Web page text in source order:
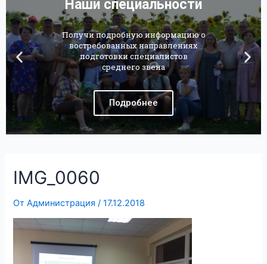
IMG_0060
От Администрация /17.12.2018